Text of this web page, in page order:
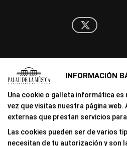
INFORMACIÓN
Una cookie o galleta informática
vez que visitas nuestra página
externas que prestan servicios
Las cookies pueden ser de varios
necesitan de tu autorización y son